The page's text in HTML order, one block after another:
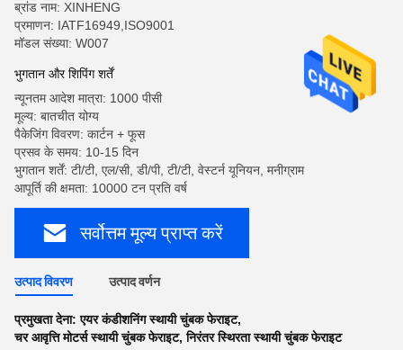
ब्रांड नाम: XINHENG
प्रमाणन: IATF16949,ISO9001
मॉडल संख्या: W007
भुगतान और शिपिंग शर्तें
न्यूनतम आदेश मात्रा: 1000 पीसी
मूल्य: बातचीत योग्य
पैकेजिंग विवरण: कार्टन + फूस
प्रसव के समय: 10-15 दिन
भुगतान शर्तें: टी/टी, एल/सी, डी/पी, टी/टी, वेस्टर्न यूनियन, मनीग्राम
आपूर्ति की क्षमता: 10000 टन प्रति वर्ष
सर्वोत्तम मूल्य प्राप्त करें
उत्पाद विवरण उत्पाद वर्णन
प्रमुखता देना:एयर कंडीशनिंग स्थायी चुंबक फेराइट,
चर आवृत्ति मोटर्स स्थायी चुंबक फेराइट,निरंतर स्थिरता स्थायी चुंबक फेराइट